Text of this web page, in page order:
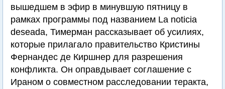
вышедшем в эфир в минувшую пятницу в
рамках программы под названием La noticia
deseada, Тимерман рассказывает об усилиях,
которые прилагало правительство Кристины
Фернандес де Киршнер для разрешения
конфликта. Он оправдывает соглашение с
Ираном о совместном расследовании теракта,